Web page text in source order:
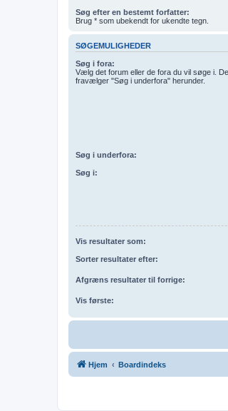
Søg efter en bestemt forfatter:
Brug * som ubekendt for ukendte tegn.
SØGEMULIGHEDER
Søg i fora:
Vælg det forum eller de fora du vil søge i.
fravælger "Søg i underfora" herunder.
Søg i underfora:
Søg i:
Vis resultater som:
Sorter resultater efter:
Afgræns resultater til forrige:
Vis første:
Hjem Boardindeks